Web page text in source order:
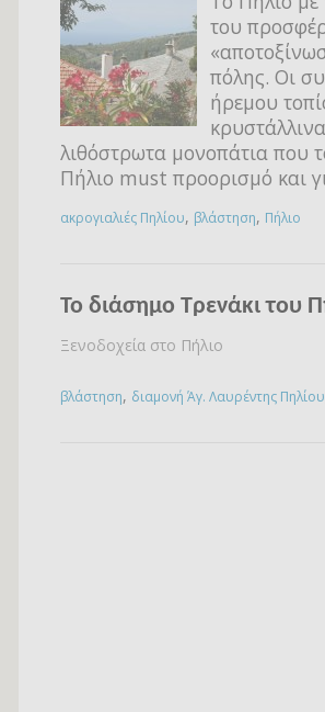
του
πόλης. Οι
ήρεμου
λιθόστρωτα μονοπάτια που
Πήλιο must προορισμό και
ακρογιαλιές Πηλίου, βλάστηση, Πήλιο
Το διάσημο Τρενάκι του
Ξενοδοχεία στο Πήλιο
βλάστηση, διαμονή Άγ. Λαυρέντης Πηλίου